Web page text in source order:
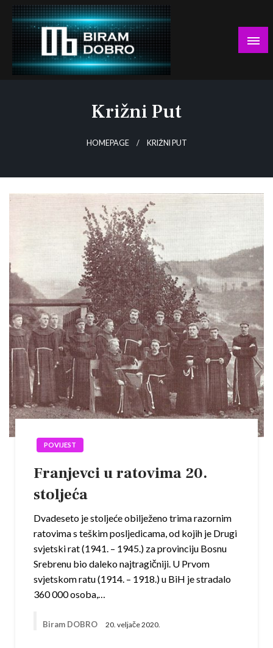
Skip
content
Križni Put
HOMEPAGE KRIŽNI PUT
POVIJEST
Franjevci u ratovima 20.
stoljeća
Dvadeseto je stoljeće obilježeno trima razornim
ratovima s teškim posljedicama, od kojih je Drugi
svjetski rat (1941. – 1945.) za provinciju Bosnu
Srebrenu bio daleko najtragičniji. U Prvom
svjetskom ratu (1914. – 1918.) u BiH je stradalo
360 000 osoba,…
Biram DOBRO 20. veljače 2020.